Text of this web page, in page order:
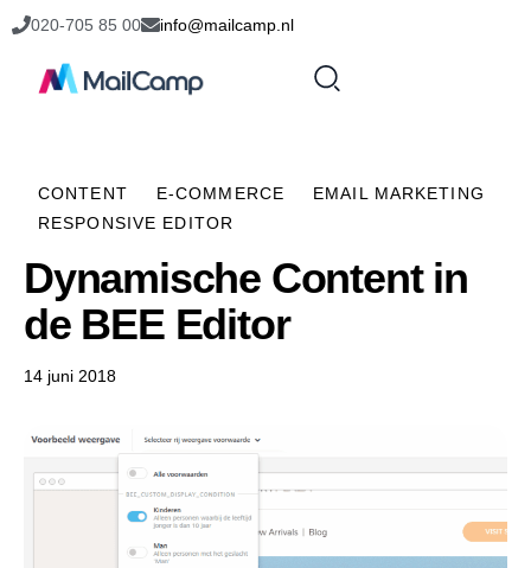
020-705 85 00 info@mailcamp.nl
CONTENT E-COMMERCE
EMAIL MARKETING
RESPONSIVE EDITOR
Dynamische Content in
de BEE Editor
14 juni 2018